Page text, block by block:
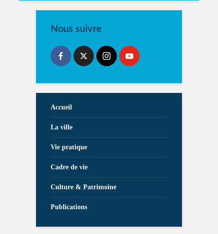
Nous suivre
Accueil
La ville
Vie pratique
Cadre de vie
Culture & Patrimoine
Publications